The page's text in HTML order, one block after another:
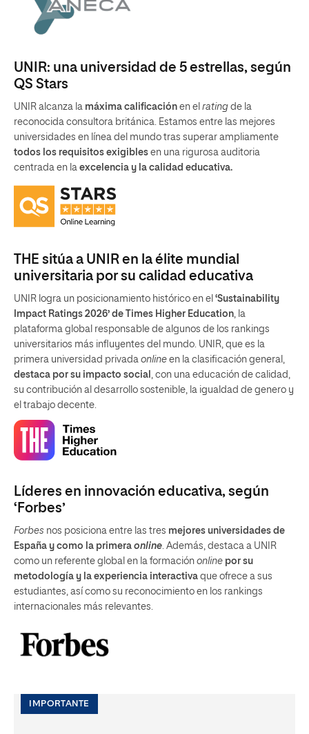
UNIR: una universidad de 5 estrellas, según
QS Stars
UNIR alcanza la máxima calificación en el rating de la
reconocida consultora británica. Estamos entre las mejores
universidades en línea del mundo tras superar ampliamente
todos los requisitos exigibles en una rigurosa auditoria
centrada en la excelencia y la calidad educativa.
THE sitúa a UNIR en la élite mundial
universitaria por su calidad educativa
UNIR logra un posicionamiento histórico en el ‘Sustainability
Impact Ratings 2026’ de Times Higher Education , la
plataforma global responsable de algunos de los rankings
universitarios más influyentes del mundo. UNIR, que es la
primera universidad privada online en la clasificación general,
destaca por su impacto social
, con una educación de calidad,
su contribución al desarrollo sostenible, la igualdad de genero y
el trabajo decente.
Líderes en innovación educativa, según
‘Forbes’
Forbes nos posiciona entre las tres mejores universidades de
España y como la primera online. Además, destaca a UNIR
como un referente global en la formación online por su
metodología y la experiencia interactiva que ofrece a sus
estudiantes, así como su reconocimiento en los rankings
internacionales más relevantes.
IMPORTANTE